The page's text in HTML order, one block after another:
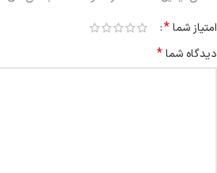
امتیاز شما*
دیدگاه شما*